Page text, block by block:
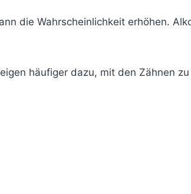
die Wahrscheinlichkeit erhöhen.
häufiger dazu, mit den Zähnen